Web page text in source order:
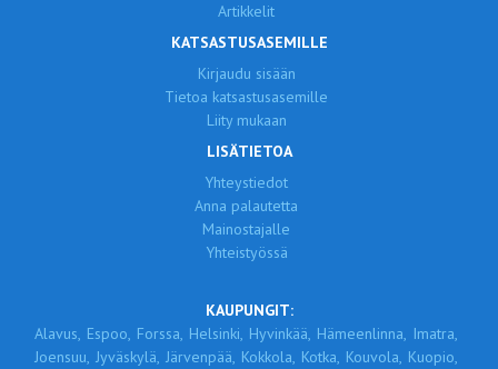
Artikkelit
KATSASTUSASEMILLE
Kirjaudu sisään
Tietoa katsastusasemille
Liity mukaan
LISÄTIETOA
Yhteystiedot
Anna palautetta
Mainostajalle
Yhteistyössä
KAUPUNGIT:
Alavus, Espoo, Forssa, Helsinki, Hyvinkää, Hämeenlinna, Imatra,
Joensuu, Jyväskylä, Järvenpää, Kokkola, Kotka, Kouvola, Kuopio,